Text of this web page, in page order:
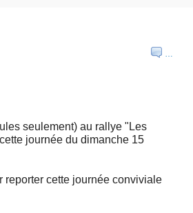
…
seulement) au rallye "Les
journée du dimanche 15
reporter cette journée conviviale